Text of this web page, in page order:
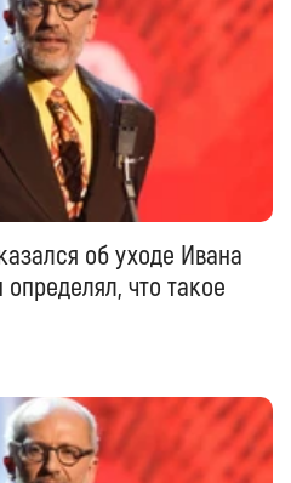
об уходе Ивана
что такое